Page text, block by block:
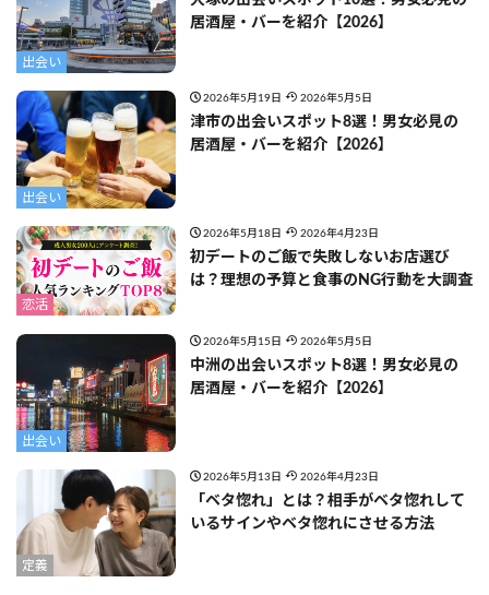
出会い
居酒屋・バーを紹介【2026】
出会い
2026年5月19日 2026年5月5日
津市の出会いスポット8選！男女必見の
居酒屋・バーを紹介【2026】
恋活
2026年5月18日 2026年4月23日
初デートのご飯で失敗しないお店選び
は？理想の予算と食事のNG行動を大調査
出会い
2026年5月15日 2026年5月5日
中洲の出会いスポット8選！男女必見の
居酒屋・バーを紹介【2026】
定義
2026年5月13日 2026年4月23日
「ベタ惚れ」とは？相手がベタ惚れして
いるサインやベタ惚れにさせる方法